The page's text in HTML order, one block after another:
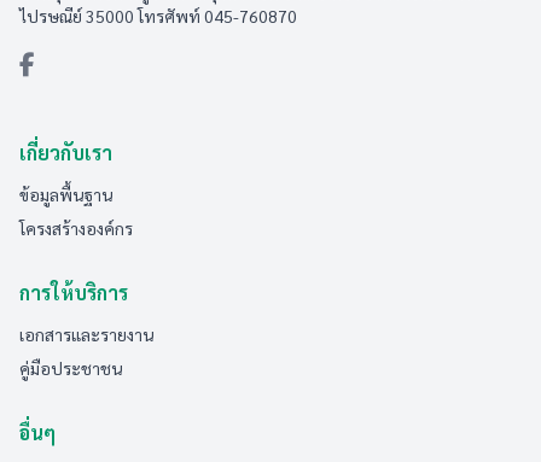
ไปรษณีย์ 35000 โทรศัพท์ 045-760870
เกี่ยวกับเรา
ข้อมูลพื้นฐาน
โครงสร้างองค์กร
การให้บริการ
เอกสารและรายงาน
คู่มือประชาชน
อื่นๆ